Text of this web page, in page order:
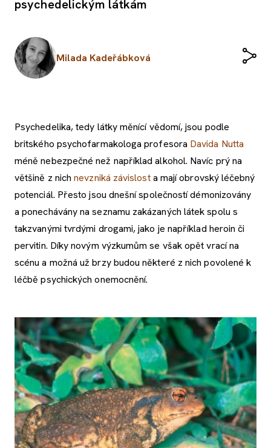
psychedelickým látkám
Milada Kadeřábková
Psychedelika, tedy látky měnící vědomí, jsou podle
britského psychofarmakologa profesora Davida Nutta
méně nebezpečné než například alkohol. Navíc prý na
většině z nichnevzniká závislosta mají obrovský léčebný
potenciál. Přesto jsou dnešní společností démonizovány
a ponechávány na seznamu zakázaných látek spolu s
takzvanými tvrdými drogami, jako je například heroin či
pervitin. Díky novým výzkumům se však opět vrací na
scénu a možná už brzy budou některé z nich povolené k
léčbě psychických onemocnění.